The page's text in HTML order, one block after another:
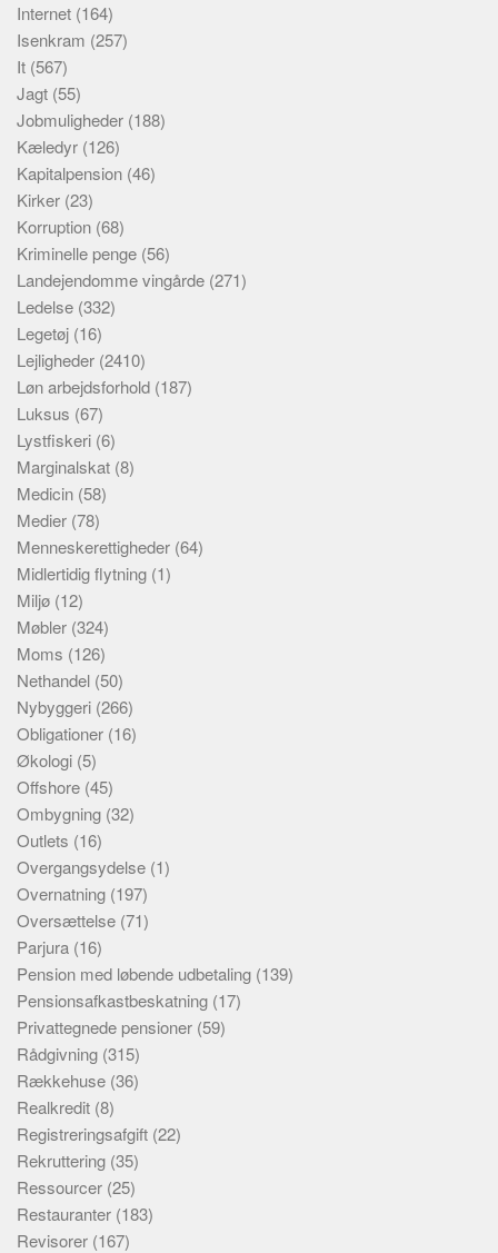
Internet (164)
Isenkram (257)
It (567)
Jagt (55)
Jobmuligheder (188)
Kæledyr (126)
Kapitalpension (46)
Kirker (23)
Korruption (68)
Kriminelle penge (56)
Landejendomme vingårde (271)
Ledelse (332)
Legetøj (16)
Lejligheder (2410)
Løn arbejdsforhold (187)
Luksus (67)
Lystfiskeri (6)
Marginalskat (8)
Medicin (58)
Medier (78)
Menneskerettigheder (64)
Midlertidig flytning (1)
Miljø (12)
Møbler (324)
Moms (126)
Nethandel (50)
Nybyggeri (266)
Obligationer (16)
Økologi (5)
Offshore (45)
Ombygning (32)
Outlets (16)
Overgangsydelse (1)
Overnatning (197)
Oversættelse (71)
Parjura (16)
Pension med løbende udbetaling (139)
Pensionsafkastbeskatning (17)
Privattegnede pensioner (59)
Rådgivning (315)
Rækkehuse (36)
Realkredit (8)
Registreringsafgift (22)
Rekruttering (35)
Ressourcer (25)
Restauranter (183)
Revisorer (167)